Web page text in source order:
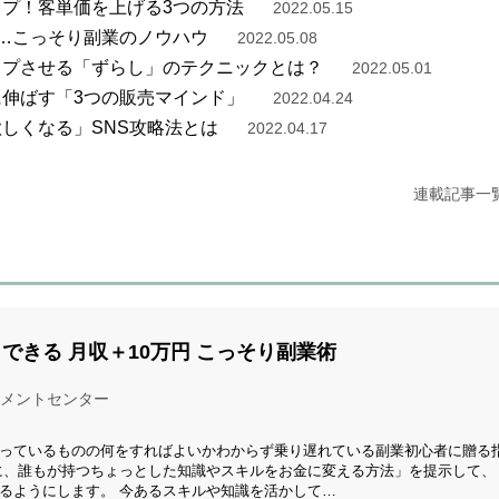
！客単価を上げる3つの方法 2022.05.15
こっそり副業のノウハウ 2022.05.08
させる「ずらし」のテクニックとは？ 2022.05.01
ばす「3つの販売マインド」 2022.04.24
くなる」SNS攻略法とは 2022.04.17
連載記事一
きる 月収＋10万円 こっそり副業術
ントセンター
ているものの何をすればよいかわからず乗り遅れている副業初心者に贈る
誰もが持つちょっとした知識やスキルをお金に変える方法」を提示して、
ようにします。 今あるスキルや知識を活かして…